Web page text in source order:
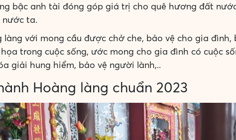
bậc anh tài đóng góp giá trị cho quê hương đất
nước ta.
với mong cầu được chở che, bảo vệ cho gia đình,
trong cuộc sống, ước mong cho gia đình có cuộc
giải hung hiểm, bảo vệ người lành,..
Hoàng làng chuẩn 2023